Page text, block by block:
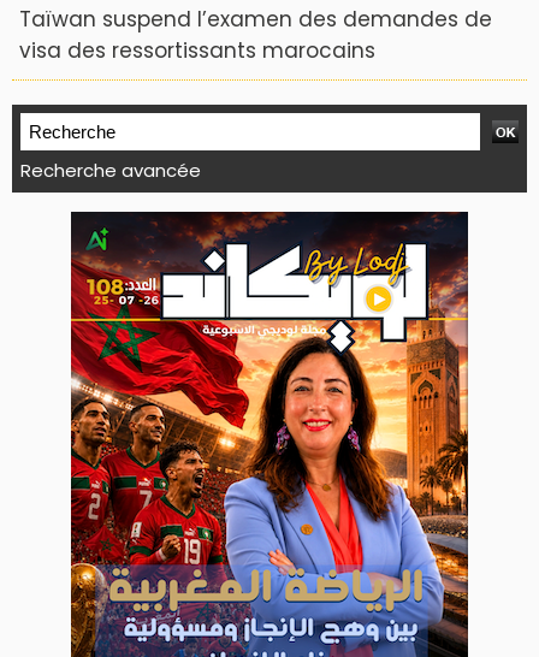
Taïwan suspend l’examen des demandes de
visa des ressortissants marocains
Recherche avancée